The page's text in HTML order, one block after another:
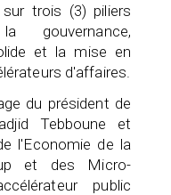
trois (3) piliers
gouvernance,
et la mise en
d'affaires.
du président de
Tebboune et
l'Economie de la
et des Micro-
public